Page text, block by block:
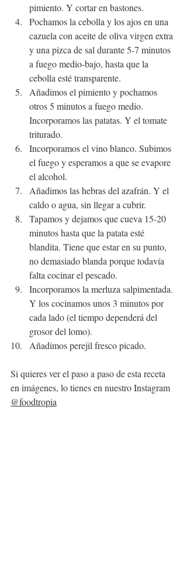
pimiento. Y cortar en bastones.
Pochamos la cebolla y los ajos en una
cazuela con aceite de oliva virgen extra
y una pizca de sal durante 5-7 minutos
a fuego medio-bajo, hasta que la
cebolla esté transparente.
Añadimos el pimiento y pochamos
otros 5 minutos a fuego medio.
Incorporamos las patatas. Y el tomate
triturado.
Incorporamos el vino blanco. Subimos
el fuego y esperamos a que se evapore
el alcohol.
Añadimos las hebras del azafrán. Y el
caldo o agua, sin llegar a cubrir.
Tapamos y dejamos que cueva 15-20
minutos hasta que la patata esté
blandita. Tiene que estar en su punto,
no demasiado blanda porque todavía
falta cocinar el pescado.
Incorporamos la merluza salpimentada.
Y los cocinamos unos 3 minutos por
cada lado (el tiempo dependerá del
grosor del lomo).
Añadimos perejil fresco picado.
Si quieres ver el paso a paso de esta receta
en imágenes, lo tienes en nuestro Instagram
@foodtropia